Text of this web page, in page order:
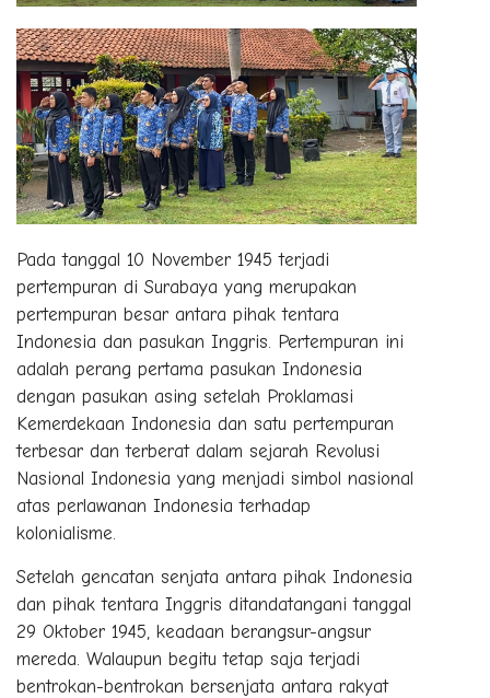
Pada tanggal 10 November 1945 terjadi
pertempuran di Surabaya yang merupakan
pertempuran besar antara pihak tentara
Indonesia dan pasukan Inggris. Pertempuran ini
adalah perang pertama pasukan Indonesia
dengan pasukan asing setelah Proklamasi
Kemerdekaan Indonesia dan satu pertempuran
terbesar dan terberat dalam sejarah Revolusi
Nasional Indonesia yang menjadi simbol nasional
atas perlawanan Indonesia terhadap
kolonialisme.
Setelah gencatan senjata antara pihak Indonesia
dan pihak tentara Inggris ditandatangani tanggal
29 Oktober 1945, keadaan berangsur-angsur
mereda. Walaupun begitu tetap saja terjadi
bentrokan-bentrokan bersenjata antara rakyat